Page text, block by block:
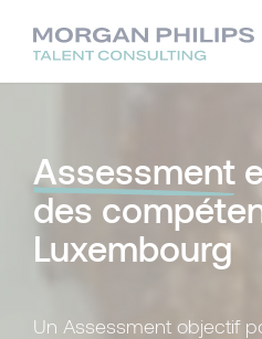
Assessment
des
Luxembourg
Un Assessment objectif